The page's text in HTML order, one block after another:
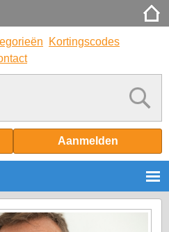
Kortingscodes
Aanmelden